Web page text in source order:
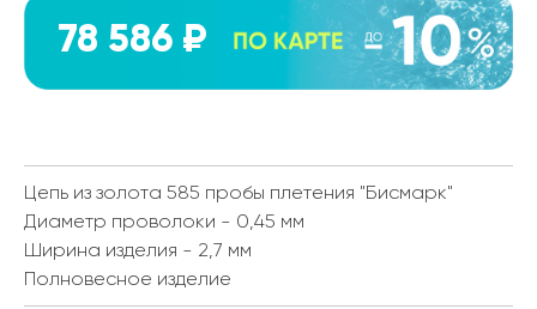
78 586 ₽
Цепь из золота 585 пробы плетения "Бисмарк"
Диаметр проволоки - 0,45 мм
Ширина изделия - 2,7 мм
Полновесное изделие